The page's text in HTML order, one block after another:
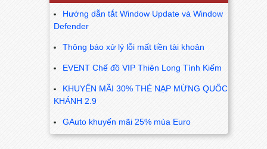
Hướng dẫn tắt Window Update và Window
Defender
Thông báo xử lý lỗi mất tiền tài khoản
EVENT Chế đồ VIP Thiên Long Tình Kiếm
KHUYẾN MÃI 30% THẺ NẠP MỪNG QUỐC
KHÁNH 2.9
GAuto khuyến mãi 25% mùa Euro